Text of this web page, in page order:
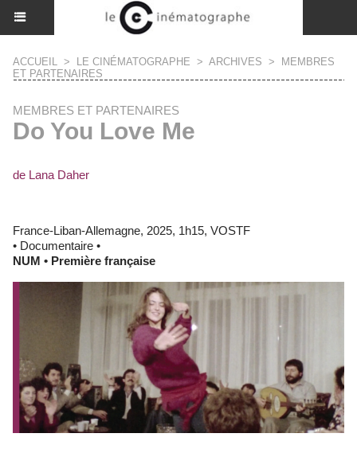
ACCUEIL > LE CINÉMATOGRAPHE > ARCHIVES >
MEMBRES
ET PARTENAIRES
MEMBRES ET PARTENAIRES
Do You Love Me
de Lana Daher
France-Liban-Allemagne, 2025, 1h15, VOSTF
• Documentaire •
NUM • Première française